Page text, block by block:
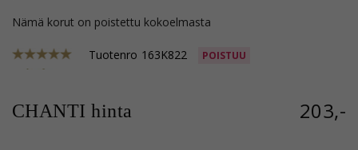
Nämä korut on poistettu kokoelmasta
Tuotenro 163K822 POISTUU
CHANTI hinta 203,-